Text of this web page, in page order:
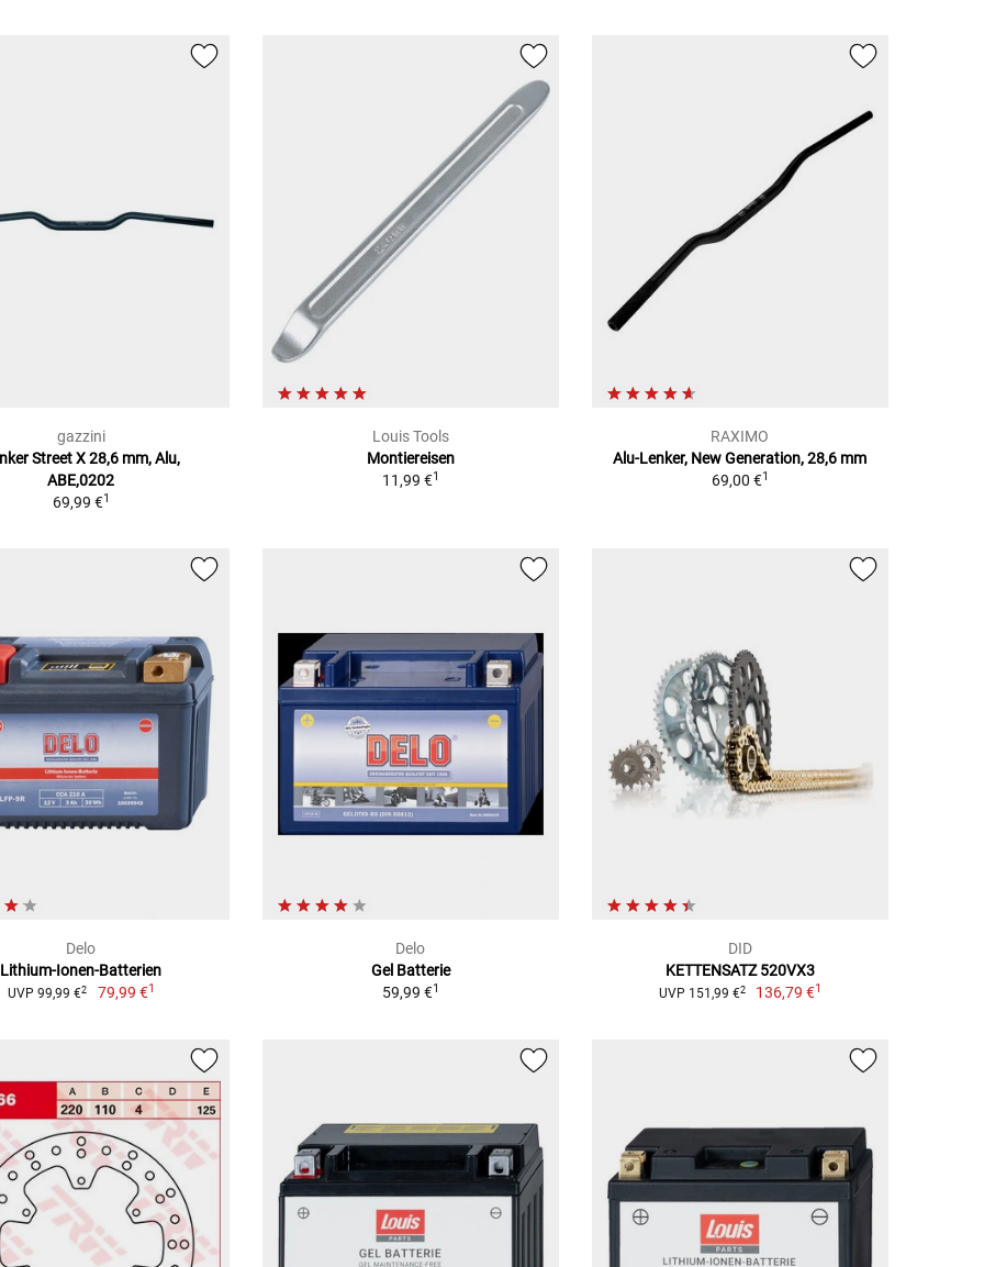
gazzini
Street X 28,6 mm, Alu,
ABE,0202
69,99 €1
Louis Tools
Montiereisen
11,99 €1
RAXIMO
Alu-Lenker, New Generation, 28,6 mm
69,00 €1
Delo
Lithium-Ionen-Batterien
UVP 99,99 €2 79,99 €1
Delo
Gel Batterie
59,99 €1
DID
KETTENSATZ 520VX3
UVP 151,99 €2 136,79 €1